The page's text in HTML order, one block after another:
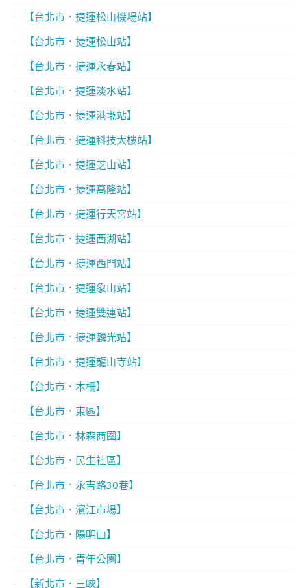
【台北市．捷運松山機場站】
【台北市．捷運松山站】
【台北市．捷運永春站】
【台北市．捷運淡水站】
【台北市．捷運港墘站】
【台北市．捷運科技大樓站】
【台北市．捷運芝山站】
【台北市．捷運萬隆站】
【台北市．捷運行天宮站】
【台北市．捷運西湖站】
【台北市．捷運西門站】
【台北市．捷運象山站】
【台北市．捷運雙連站】
【台北市．捷運麟光站】
【台北市．捷運龍山寺站】
【台北市．木柵】
【台北市．東區】
【台北市．林森商圈】
【台北市．民生社區】
【台北市．永吉路30巷】
【台北市．濱江市場】
【台北市．陽明山】
【台北市．青年公園】
【新北市．三峽】